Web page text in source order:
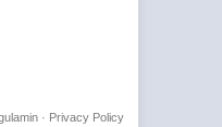
Privacy Policy
·